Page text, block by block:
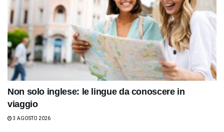
Non solo inglese: le lingue da conoscere in
viaggio
3 AGOSTO 2026